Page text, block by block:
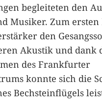
begleiteten den
Musiker. Zum ersten
den
Akustik und dank
des Frankfurter
konnte sich die
Bechsteinflügels